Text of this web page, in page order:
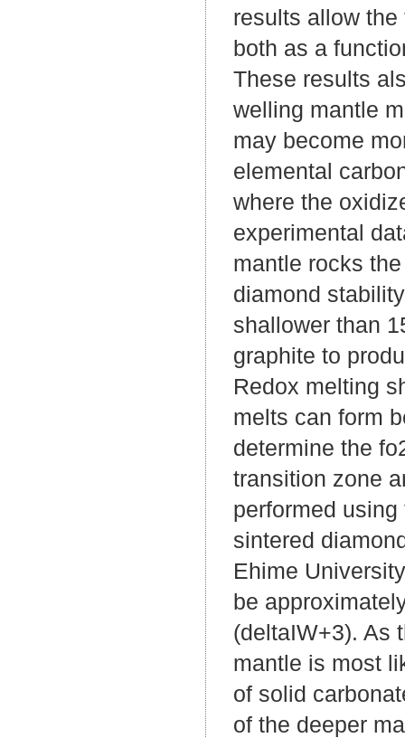
results allow
both as a
These results
welling mantle
may become
elemental
where the
experimental
mantle rocks
diamond
shallower than
graphite to
Redox melting
melts can form
determine the
transition zone
performed
sintered
Ehime
be
(deltaIW+3). As
mantle is most
of solid
of the deeper